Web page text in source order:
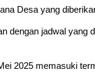
Desa yang
dengan jadwal yang
2025 memasuki